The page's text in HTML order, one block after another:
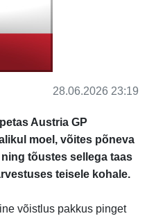
28.06.2026 23:19
Austria GP
moel, võites põneva
tõustes sellega taas
teisele kohale.
võistlus pakkus pinget